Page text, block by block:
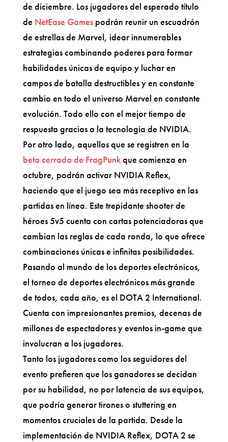
de diciembre. Los jugadores del esperado título
de NetEase Gamespodrán reunir un escuadrón
de estrellas de Marvel, idear innumerables
estrategias combinando poderes para formar
habilidades únicas de equipo y luchar en
campos de batalla destructibles y en constante
cambio en todo el universo Marvel en constante
evolución. Todo ello con el mejor tiempo de
respuesta gracias a la tecnología de NVIDIA.
Por otro lado, aquellos que se registren en la
beta cerrada de FragPunkque comienza en
octubre, podrán activar NVIDIA Reflex,
haciendo que el juego sea más receptivo en las
partidas en línea. Este trepidante shooter de
héroes 5v5 cuenta con cartas potenciadoras que
cambian las reglas de cada ronda, lo que ofrece
combinaciones únicas e infinitas posibilidades.
Pasando al mundo de los deportes electrónicos,
el torneo de deportes electrónicos más grande
de todos, cada año, es el DOTA 2 International.
Cuenta con impresionantes premios, decenas de
millones de espectadores y eventos in-game que
involucran a los jugadores.
Tanto los jugadores como los seguidores del
evento prefieren que los ganadores se decidan
por su habilidad, no por latencia de sus equipos,
que podría generar tirones o stuttering en
momentos cruciales de la partida. Desde la
implementación de NVIDIA Reflex, DOTA 2 se